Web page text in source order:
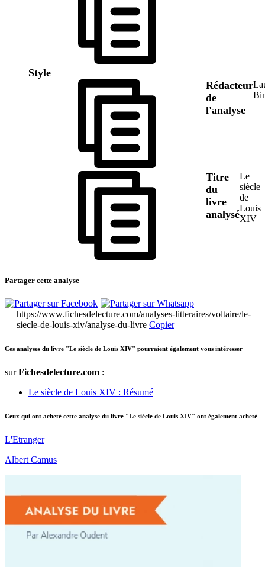
Style
Rédacteur
de
l'analyse
Titre
du
livre
analysé
Le
siècle
de
Louis
XIV
Partager cette analyse
https://www.fichesdelecture.com/analyses-litteraires/voltaire/le-
siecle-de-louis-xiv/analyse-du-livre Copier
Ces analyses du livre "Le siècle de Louis XIV" pourraient également vous intéresser
surFichesdelecture.com :
Le siècle de Louis XIV : Résumé
Ceux qui ont acheté cette analyse du livre "Le siècle de Louis XIV" ont également acheté
L'Etranger
Albert Camus